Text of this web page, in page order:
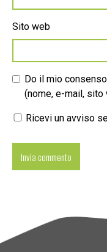
Sito web
Do il mio
(nome, e-mail,
Ricevi un avviso